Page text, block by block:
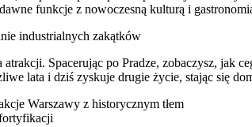
funkcje z nowoczesną kulturą i
industrialnych zakątków
atrakcji. Spacerując po Pradze, zobaczysz, jak
lata i dziś zyskuje drugie życie, stając się
Warszawy z historycznym tłem